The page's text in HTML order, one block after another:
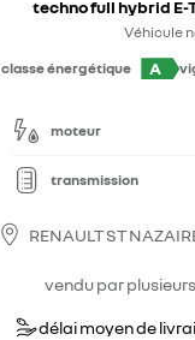
techno full hybrid E-
Véhicule
classe énergétique
A
moteur
transmission
RENAULT ST
vendu par
délai moyen de